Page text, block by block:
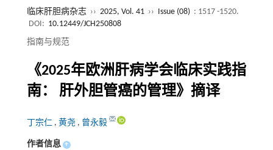
临床肝胆病杂志 ›› 2025, Vol. 41 ›› Issue (08) : 1517 -1520.
DOI: 10.12449/JCH250808
指南与规范
《2025年欧洲肝病学会临床实践指
南： 肝外胆管癌的管理》摘译
丁宗仁 , 黄尧 , 曾永毅
作者信息 +